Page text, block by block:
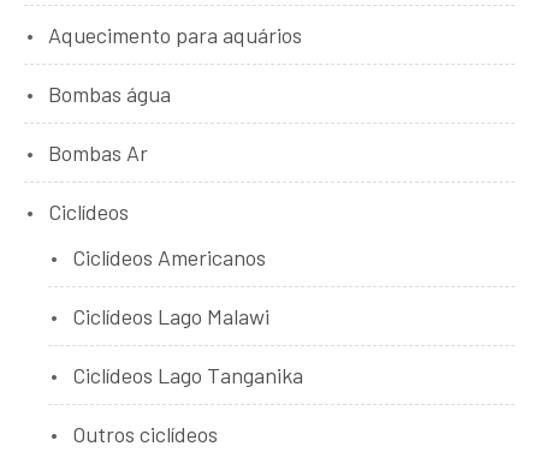
Aquecimento para aquários
Bombas água
Bombas Ar
Ciclídeos
Ciclídeos Americanos
Ciclídeos Lago Malawi
Ciclídeos Lago Tanganika
Outros ciclídeos